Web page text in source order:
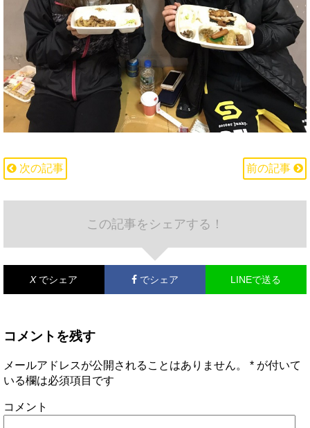
次の記事 前の記事
この記事をシェアする！
X でシェア でシェア LINEで送る
コメントを残す
メールアドレスが公開されることはありません。 * が付いて
いる欄は必須項目です
コメント